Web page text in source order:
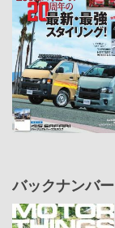
バックナンバー